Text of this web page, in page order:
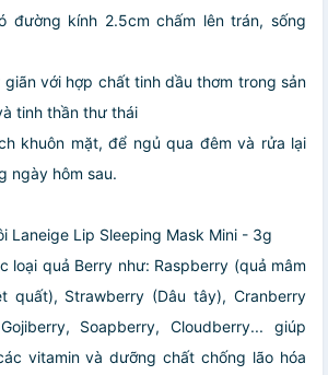
đường kính 2.5cm chấm lên trán, sống
với hợp chất tinh dầu thơm trong sản
tinh thần thư thái
khuôn mặt, để ngủ qua đêm và rửa lại
ngày hôm sau.
Laneige Lip Sleeping Mask Mini - 3g
loại quả Berry như: Raspberry (quả mâm
quất), Strawberry (Dâu tây), Cranberry
Soapberry, Cloudberry... giúp
vitamin và dưỡng chất chống lão hóa